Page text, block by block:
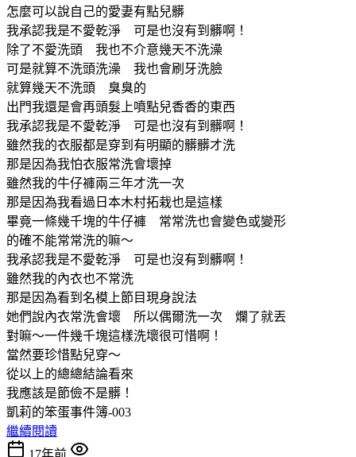
怎麼可以說自己的愛妻有點兒髒
我承認我是不愛乾淨 可是也沒有到髒啊！
除了不愛洗頭 我也不介意幾天不洗澡
可是就算不洗頭洗澡 我也會刷牙洗臉
就算幾天不洗頭 臭臭的
出門我還是會再頭髮上噴點兒香香的東西
我承認我是不愛乾淨 可是也沒有到髒啊！
雖然我的衣服都是穿到有明顯的髒髒才洗
那是因為我怕衣服常洗會壞掉
雖然我的牛仔褲兩三年才洗一次
那是因為我看過日本木村拓栽也是這樣
畢竟一條幾千塊的牛仔褲 常常洗也會變色或變形
的確不能常常洗的嘛～
我承認我是不愛乾淨 可是也沒有到髒啊！
雖然我的內衣也不常洗
那是因為看到名模上節目現身說法
她們說內衣常洗會壞 所以偶爾洗一次 爛了就丟
對嘛～一件幾千塊這樣洗壞很可惜啊！
當然要珍惜點兒穿～
從以上的總總結論看來
我應該是節儉不是髒！
凱莉的笨蛋事件簿-003
繼續閱讀
17年前